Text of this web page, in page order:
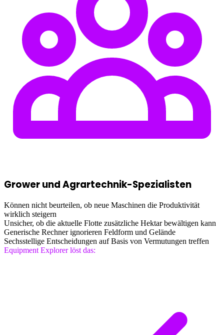
Grower und Agrartechnik-Spezialisten
Können nicht beurteilen, ob neue Maschinen die Produktivität
wirklich steigern
Unsicher, ob die aktuelle Flotte zusätzliche Hektar bewältigen kann
Generische Rechner ignorieren Feldform und Gelände
Sechsstellige Entscheidungen auf Basis von Vermutungen treffen
Equipment Explorer löst das: